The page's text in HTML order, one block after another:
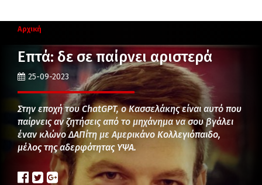
Αρχική
Επτά: δε σε παίρνει αριστερά
25-09-2023
Στην εποχή του ChatGPT, ο Κασσελάκης είναι αυτό που
παίρνεις αν ζητήσεις από το μηχάνημα να σου βγάλει
έναν κλώνο ΔΑΠίτη με Αμερικάνο Κολλεγιόπαιδο,
μέλος της αδερφότητας ΥΨΑ.